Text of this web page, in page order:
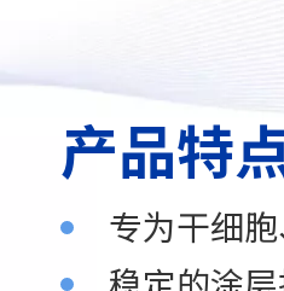
产品特
专为干细